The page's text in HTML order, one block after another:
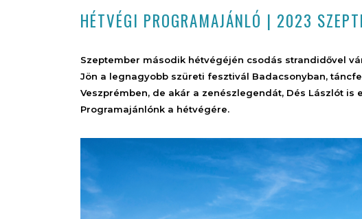
HÉTVÉGI PROGRAMAJÁNLÓ | 2023
Szeptember második hétvégéjén csodás strandidővel
Jön a legnagyobb szüreti fesztivál Badacsonyban,
Veszprémben, de akár a zenészlegendát, Dés Lászlót
Programajánlónk a hétvégére.